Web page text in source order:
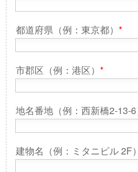
都道府県（例：東京都） *
市郡区（例：港区） *
地名番地（例：西新橋2-13-6
建物名（例：ミタニビル 2F）